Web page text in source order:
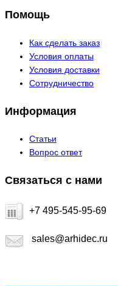
Помощь
Как сделать заказ
Условия оплаты
Условия доставки
Сотрудничество
Информация
Статьи
Вопрос ответ
Связаться с нами
+7 495-545-95-69
sales@arhidec.ru